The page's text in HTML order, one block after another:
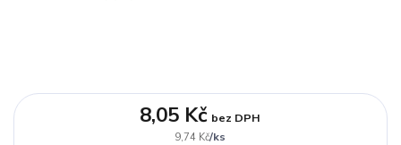
9,74 Kč/ks
8,05 Kč bez DPH